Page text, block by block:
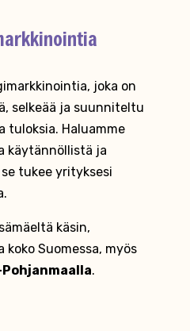
joka on
selkeää ja suunniteltu
tuloksia. Haluamme
käytännöllistä ja
tukee yrityksesi
käsin,
koko Suomessa, myös
.